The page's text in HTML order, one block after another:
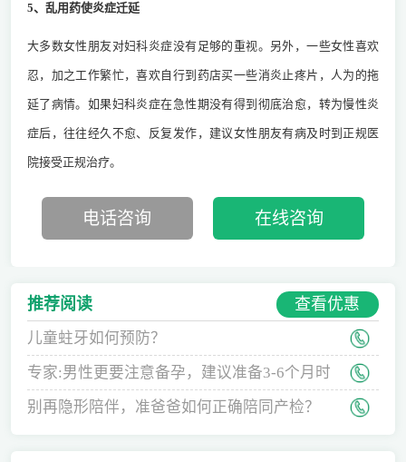
5、乱用药使炎症迁延
大多数女性朋友对妇科炎症没有足够的重视。另外，一些女性喜欢
忍，加之工作繁忙，喜欢自行到药店买一些消炎止疼片，人为的拖
延了病情。如果妇科炎症在急性期没有得到彻底治愈，转为慢性炎
症后，往往经久不愈、反复发作，建议女性朋友有病及时到正规医
院接受正规治疗。
电话咨询 在线咨询
推荐阅读 查看优惠
儿童蛀牙如何预防？
专家:男性更要注意备孕，建议准备3-6个月时
间
别再隐形陪伴，准爸爸如何正确陪同产检？